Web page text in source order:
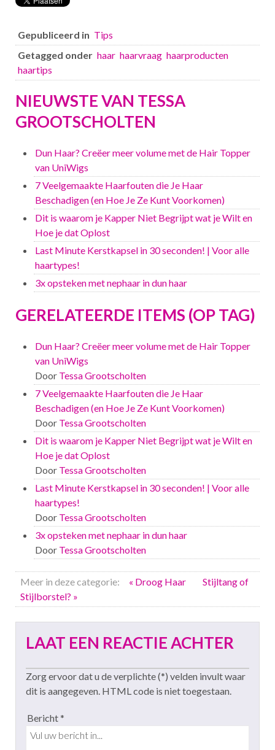
Gepubliceerd in Tips
Getagged onder haar haarvraag haarproducten
haartips
NIEUWSTE VAN TESSA
GROOTSCHOLTEN
Dun Haar? Creëer meer volume met de Hair Topper
van UniWigs
7 Veelgemaakte Haarfouten die Je Haar
Beschadigen (en Hoe Je Ze Kunt Voorkomen)
Dit is waarom je Kapper Niet Begrijpt wat je Wilt en
Hoe je dat Oplost
Last Minute Kerstkapsel in 30 seconden! | Voor alle
haartypes!
3x opsteken met nephaar in dun haar
GERELATEERDE ITEMS (OP TAG)
Dun Haar? Creëer meer volume met de Hair Topper
van UniWigs
Door Tessa Grootscholten
7 Veelgemaakte Haarfouten die Je Haar
Beschadigen (en Hoe Je Ze Kunt Voorkomen)
Door Tessa Grootscholten
Dit is waarom je Kapper Niet Begrijpt wat je Wilt en
Hoe je dat Oplost
Door Tessa Grootscholten
Last Minute Kerstkapsel in 30 seconden! | Voor alle
haartypes!
Door Tessa Grootscholten
3x opsteken met nephaar in dun haar
Door Tessa Grootscholten
Meer in deze categorie: « Droog Haar
Stijltang of
Stijlborstel? »
LAAT EEN REACTIE ACHTER
Zorg ervoor dat u de verplichte (*) velden invult waar
dit is aangegeven. HTML code is niet toegestaan.
Bericht *